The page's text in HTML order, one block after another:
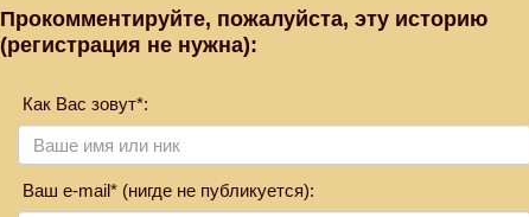
Прокомментируйте, пожалуйста, эту историю
(регистрация не нужна):
Как Вас зовут*:
Ваш e-mail* (нигде не публикуется):